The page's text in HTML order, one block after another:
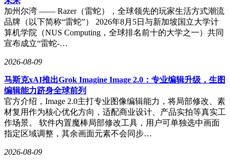
加州尔湾 —— Razer（雷蛇），全球领先的玩家生活方式潮流
品牌（以下简称“雷蛇”） 2026年8月5日与新加坡国立大学计
算机学院（NUS Computing，全球排名前十的大学之一）共同
宣布成立“雷蛇-…
2026-08-09
马斯克xAI推出Grok Imagine Image 2.0：专业编辑升级，生图
编辑能力跻身全球前列
官方介绍，Image 2.0主打专业图像编辑能力，将局部修改、素
材复用作为核心优化方向，适配商业设计、产品实拍等真实工
作场景。 软件内置魔棒局部修改工具，用户可单独选中画面
指定区域调整，其余画面元素不会同步…
2026-08-09